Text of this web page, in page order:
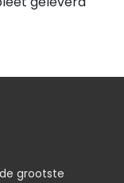
grootste